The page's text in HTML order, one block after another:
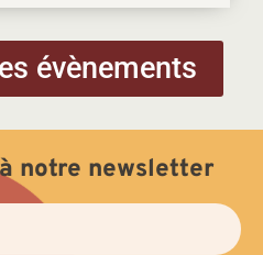
évènements
notre newsletter